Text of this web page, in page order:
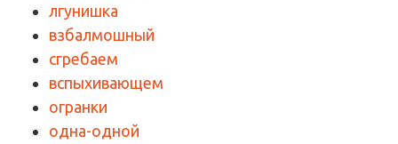
лгунишка
взбалмошный
сгребаем
вспыхивающем
огранки
одна-одной